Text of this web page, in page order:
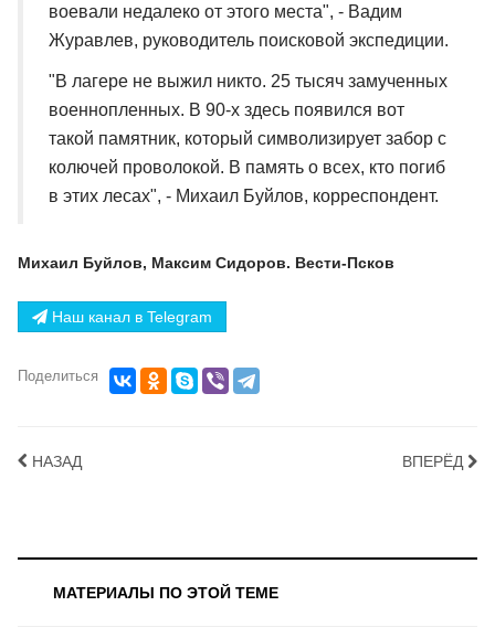
воевали недалеко от этого места", - Вадим
Журавлев, руководитель поисковой экспедиции.
"В лагере не выжил никто. 25 тысяч замученных
военнопленных. В 90-х здесь появился вот
такой памятник, который символизирует забор с
колючей проволокой. В память о всех, кто погиб
в этих лесах", - Михаил Буйлов, корреспондент.
Михаил Буйлов, Максим Сидоров. Вести-Псков
Наш канал в Telegram
Поделиться
НАЗАД ВПЕРЁД
МАТЕРИАЛЫ ПО ЭТОЙ ТЕМЕ